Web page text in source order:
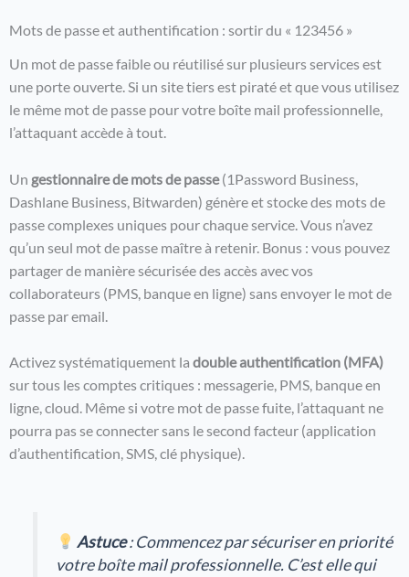
Mots de passe et authentification : sortir du « 123456 »
Un mot de passe faible ou réutilisé sur plusieurs services est
une porte ouverte. Si un site tiers est piraté et que vous utilisez
le même mot de passe pour votre boîte mail professionnelle,
l’attaquant accède à tout.
Un gestionnaire de mots de passe(1Password Business,
Dashlane Business, Bitwarden) génère et stocke des mots de
passe complexes uniques pour chaque service. Vous n’avez
qu’un seul mot de passe maître à retenir. Bonus : vous pouvez
partager de manière sécurisée des accès avec vos
collaborateurs (PMS, banque en ligne) sans envoyer le mot de
passe par email.
Activez systématiquement la double authentification (MFA)
sur tous les comptes critiques : messagerie, PMS, banque en
ligne, cloud. Même si votre mot de passe fuite, l’attaquant ne
pourra pas se connecter sans le second facteur (application
d’authentification, SMS, clé physique).
Astuce: Commencez par sécuriser en priorité
votre boîte mail professionnelle. C’est elle qui